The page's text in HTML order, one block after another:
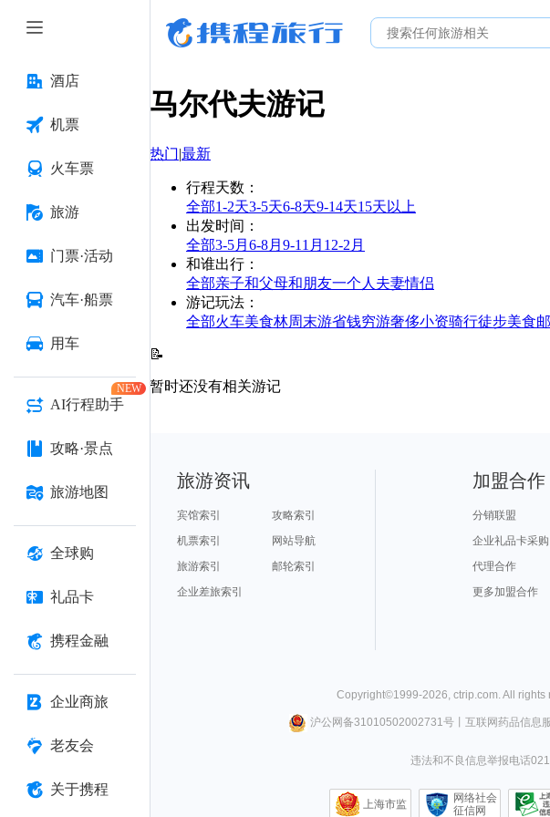
酒店
机票
火车票
旅游
门票·活动
汽车·船票
用车
AI行程助手
NEW
攻略·景点
旅游地图
全球购
礼品卡
携程金融
企业商旅
老友会
关于携程
马尔代夫游记
热门|最新
行程天数 ：
全部1-2天3-5天6-8天9-14天15天以上
出发时间 ：
全部3-5月 6-8月 9-11月 12-2月
和谁出行 ：
全部亲子和父母和朋友一个人 夫妻情侣
游记玩法 ：
全部火车美食林周末游省钱穷游奢侈小资骑行徒步美食
📝
暂时还没有相关游记
旅游资讯
宾馆索引
攻略索引
机票索引
网站导航
旅游索引
邮轮索引
企业差旅索引
加盟合作
分销联盟
企业礼品卡采购
代理合作
更多加盟合作
Copyright©1999-2026, ctrip.com. All rights
沪公网备31010502002731号丨 互联网药品信息
违法和不良信息举报电话
上海市监
网络社会
征信网